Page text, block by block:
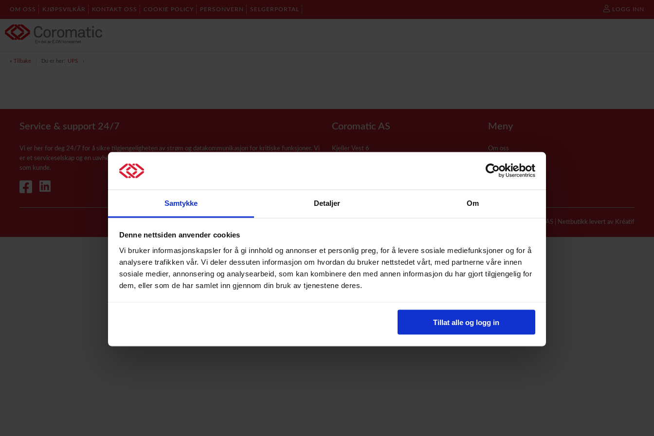
Samtykke Detaljer Om
Denne nettsiden anvender cookies
Vi bruker informasjonskapsler for å gi innhold og annonser et personlig preg, for å levere sosiale mediefunksjoner og for å
analysere trafikken vår. Vi deler dessuten informasjon om hvordan du bruker nettstedet vårt, med partnerne våre innen
sosiale medier, annonsering og analysearbeid, som kan kombinere den med annen informasjon du har gjort tilgjengelig for
dem, eller som de har samlet inn gjennom din bruk av tjenestene deres.
Tillat alle og logg in
OM OSS KJØPSVILKÅR KONTAKT OSS COOKIE POLICY PERSONVERN SELGERPORTAL LOGG INN
« Tilbake Du er her: UPS
Service & support 24/7
Vi er her for deg 24/7 for å sikre tilgjengeligheten av strøm og datakommunikasjon for kritiske funksjoner. Vi
er et serviceselskap og en uavhengig systemintegrator som alltid fokuserer på den beste løsningen for deg
som kunde.
Coromatic AS
Kjeller Vest 6
Meny
Om oss
Kontakt oss
Cookie policy
© Coromatic AS | Nettbutikk levert av Kréatif